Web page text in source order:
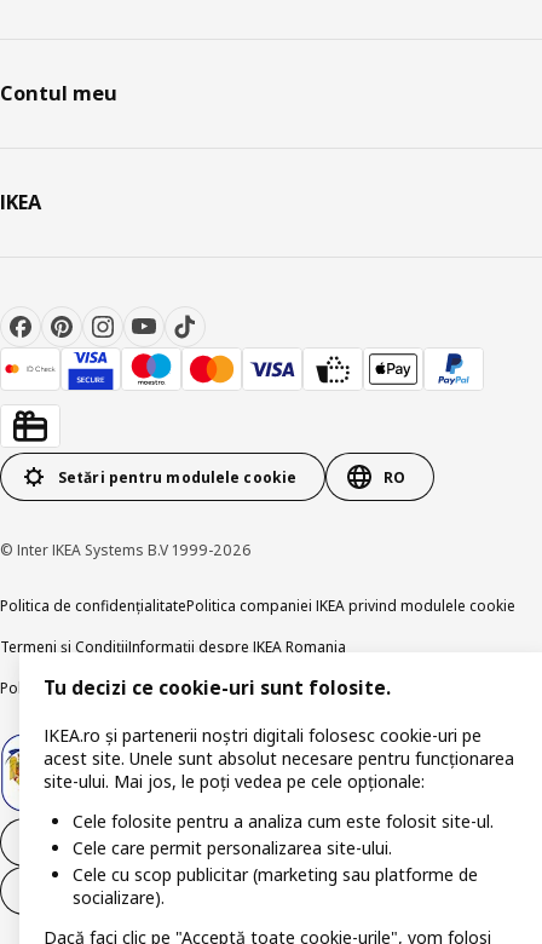
Contul meu
IKEA
Setări pentru modulele cookie RO
© Inter IKEA Systems B.V 1999-2026
Politica de confidențialitatePolitica companiei IKEA privind modulele cookie
Termeni și CondițiiInformații despre IKEA Romania
Politica de publicare responsabilăAccesibilitatea digitală
Retrage-te din contract
Retrage-te din contract (servicii)
Tu decizi ce cookie-uri sunt folosite.
IKEA.ro și partenerii noștri digitali folosesc cookie-uri pe
acest site. Unele sunt absolut necesare pentru funcționarea
site-ului. Mai jos, le poți vedea pe cele opționale:
Cele folosite pentru a analiza cum este folosit site-ul.
Cele care permit personalizarea site-ului.
Cele cu scop publicitar (marketing sau platforme de
socializare).
Dacă faci clic pe "Acceptă toate cookie-urile", vom folosi